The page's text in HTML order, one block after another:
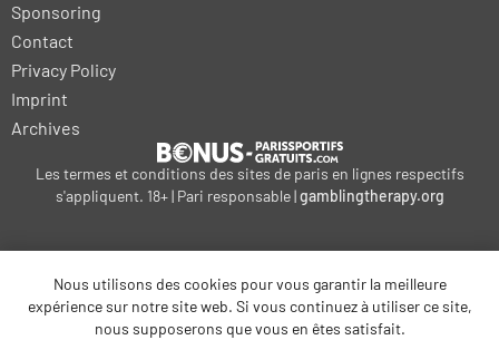
Sponsoring
Contact
Privacy Policy
Imprint
Archives
Les termes et conditions des sites de paris en lignes respectifs
s'appliquent. 18+ | Pari responsable |gamblingtherapy.org
bonus-betting.dk
kalyteri-stoiximatiki.gr
bonus-parissportifs-gratuits.com
Nous utilisons des cookies pour vous garantir la meilleure
expérience sur notre site web. Si vous continuez à utiliser ce site,
nous supposerons que vous en êtes satisfait.